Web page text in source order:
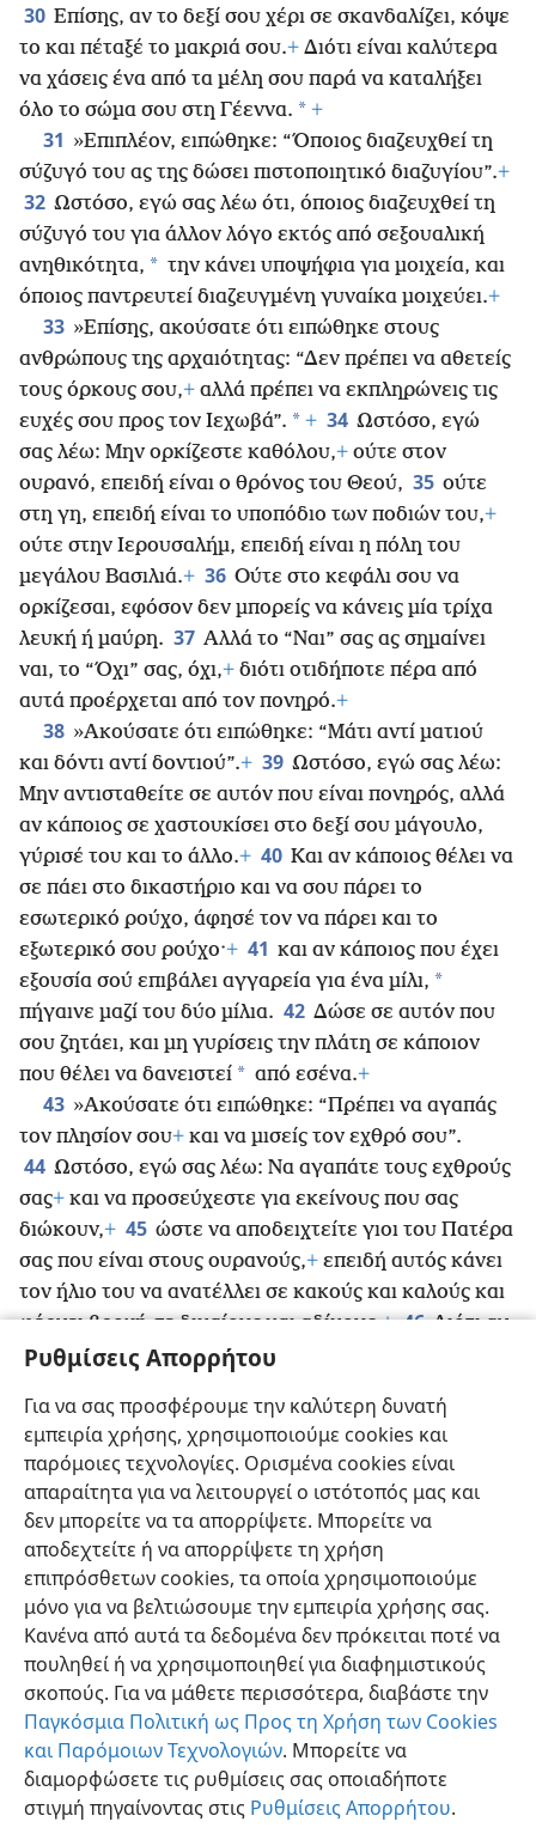
Ρυθμίσεις Απορρήτου
Για να σας προσφέρουμε την καλύτερη δυνατή
εμπειρία χρήσης, χρησιμοποιούμε cookies και
παρόμοιες τεχνολογίες. Ορισμένα cookies είναι
απαραίτητα για να λειτουργεί ο ιστότοπός μας και
δεν μπορείτε να τα απορρίψετε. Μπορείτε να
αποδεχτείτε ή να απορρίψετε τη χρήση
επιπρόσθετων cookies, τα οποία χρησιμοποιούμε
μόνο για να βελτιώσουμε την εμπειρία χρήσης σας.
Κανένα από αυτά τα δεδομένα δεν πρόκειται ποτέ να
πουληθεί ή να χρησιμοποιηθεί για διαφημιστικούς
σκοπούς. Για να μάθετε περισσότερα, διαβάστε την
Παγκόσμια Πολιτική ως Προς τη Χρήση των Cookies
και Παρόμοιων Τεχνολογιών. Μπορείτε να
διαμορφώσετε τις ρυθμίσεις σας οποιαδήποτε
στιγμή πηγαίνοντας στις Ρυθμίσεις Απορρήτου.
30 Επίσης, αν το δεξί σου χέρι σε σκανδαλίζει, κόψε
το και πέταξέ το μακριά σου.+ Διότι είναι καλύτερα
να χάσεις ένα από τα μέλη σου παρά να καταλήξει
όλο το σώμα σου στη Γέεννα. * +
31 »Επιπλέον, ειπώθηκε: “Όποιος διαζευχθεί τη
σύζυγό του ας της δώσει πιστοποιητικό διαζυγίου”.+
32 Ωστόσο, εγώ σας λέω ότι, όποιος διαζευχθεί τη
σύζυγό του για άλλον λόγο εκτός από σεξουαλική
ανηθικότητα, * την κάνει υποψήφια για μοιχεία, και
όποιος παντρευτεί διαζευγμένη γυναίκα μοιχεύει.+
33 »Επίσης, ακούσατε ότι ειπώθηκε στους
ανθρώπους της αρχαιότητας: “Δεν πρέπει να αθετείς
τους όρκους σου,+ αλλά πρέπει να εκπληρώνεις τις
ευχές σου προς τον Ιεχωβά”. * + 34 Ωστόσο, εγώ
σας λέω: Μην ορκίζεστε καθόλου,+ ούτε στον
ουρανό, επειδή είναι ο θρόνος του Θεού, 35 ούτε
στη γη, επειδή είναι το υποπόδιο των ποδιών του,+
ούτε στην Ιερουσαλήμ, επειδή είναι η πόλη του
μεγάλου Βασιλιά.+ 36 Ούτε στο κεφάλι σου να
ορκίζεσαι, εφόσον δεν μπορείς να κάνεις μία τρίχα
λευκή ή μαύρη. 37 Αλλά το “Ναι” σας ας σημαίνει
ναι, το “Όχι” σας, όχι,+ διότι οτιδήποτε πέρα από
αυτά προέρχεται από τον πονηρό.+
38 »Ακούσατε ότι ειπώθηκε: “Μάτι αντί ματιού
και δόντι αντί δοντιού”.+ 39 Ωστόσο, εγώ σας λέω:
Μην αντισταθείτε σε αυτόν που είναι πονηρός, αλλά
αν κάποιος σε χαστουκίσει στο δεξί σου μάγουλο,
γύρισέ του και το άλλο.+ 40 Και αν κάποιος θέλει να
σε πάει στο δικαστήριο και να σου πάρει το
εσωτερικό ρούχο, άφησέ τον να πάρει και το
εξωτερικό σου ρούχο·+ 41 και αν κάποιος που έχει
εξουσία σού επιβάλει αγγαρεία για ένα μίλι, *
πήγαινε μαζί του δύο μίλια. 42 Δώσε σε αυτόν που
σου ζητάει, και μη γυρίσεις την πλάτη σε κάποιον
που θέλει να δανειστεί * από εσένα.+
43 »Ακούσατε ότι ειπώθηκε: “Πρέπει να αγαπάς
τον πλησίον σου+ και να μισείς τον εχθρό σου”.
44 Ωστόσο, εγώ σας λέω: Να αγαπάτε τους εχθρούς
σας+ και να προσεύχεστε για εκείνους που σας
διώκουν,+ 45 ώστε να αποδειχτείτε γιοι του Πατέρα
σας που είναι στους ουρανούς,+ επειδή αυτός κάνει
τον ήλιο του να ανατέλλει σε κακούς και καλούς και
φέρνει βροχή σε δικαίους και αδίκους.+ 46 Διότι αν
αγαπάτε εκείνους που σας αγαπούν, ποια ανταμοιβή
ίδιο; 47 Και αν χαιρετάτε μόνο τους αδελφούς σας,
τι το ιδιαίτερο κάνετε; Και οι εθνικοί δεν κάνουν το
ίδιο;
48 Πρέπει, επομένως, να είστε τέλειοι,
ο ουράνιος Πατέρας σας είναι τέλειος.
+
Ελληνική Κοινή Χρήση Προτιμήσεις
Copyright © 2026 Watch Tower Bible and Tract Society of Pennsylvania
Όροι Χρήσης Πολιτική Απορρήτου
Ρυθμίσεις Απορρήτου
JW.ORG
Σύνδεση